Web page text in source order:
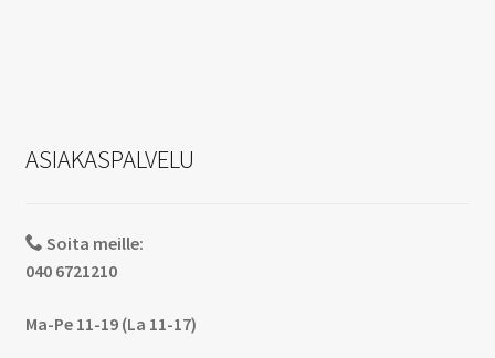
ASIAKASPALVELU
Soita meille:
040 6721210
Ma-Pe 11-19 (La 11-17)